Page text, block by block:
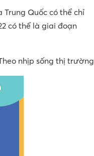
Quốc có thể chỉ
có thể là giai đoạn
nhịp sống thị trường